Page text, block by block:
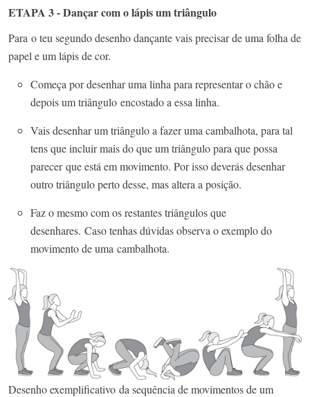
ETAPA 3 - Dançar com o lápis um triângulo
Para o teu segundo desenho dançante vais precisar de uma folha de
papel e um lápis de cor.
Começa por desenhar uma linha para representar o chão e
depois um triângulo encostado a essa linha.
Vais desenhar um triângulo a fazer uma cambalhota, para tal
tens que incluir mais do que um triângulo para que possa
parecer que está em movimento. Por isso deverás desenhar
outro triângulo perto desse, mas altera a posição.
Faz o mesmo com os restantes triângulos que
desenhares. Caso tenhas dúvidas observa o exemplo do
movimento de uma cambalhota.
Desenho exemplificativo da sequência de movimentos de um